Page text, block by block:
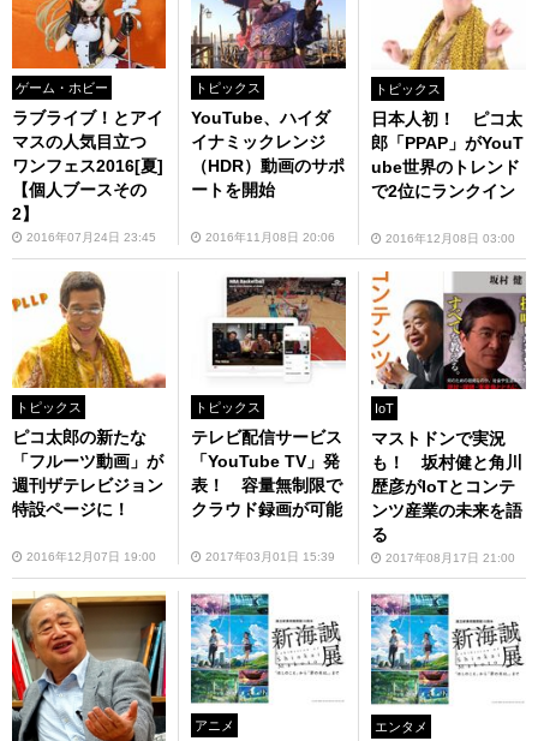
ゲーム・ホビー
ラブライブ！とアイ
マスの人気目立つ
ワンフェス2016[夏]
【個人ブースその
2】
2016年07月24日 23:45
トピックス
YouTube、ハイダ
イナミックレンジ
（HDR）動画のサポ
ートを開始
2016年11月08日 20:06
トピックス
日本人初！ ピコ太
郎「PPAP」がYouT
ube世界のトレンド
で2位にランクイン
2016年12月08日 03:00
トピックス
ピコ太郎の新たな
「フルーツ動画」が
週刊ザテレビジョン
特設ページに！
2016年12月07日 19:00
トピックス
テレビ配信サービス
「YouTube TV」発
表！ 容量無制限で
クラウド録画が可能
2017年03月01日 15:39
IoT
マストドンで実況
も！ 坂村健と角川
歴彦がIoTとコンテ
ンツ産業の未来を語
る
2017年08月17日 21:00
アニメ エンタメ